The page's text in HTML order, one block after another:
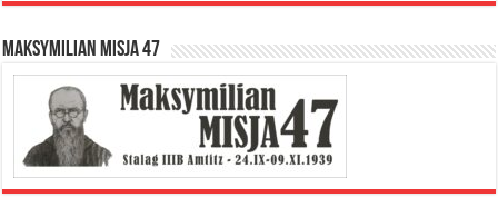
Maksymilian Misja 47